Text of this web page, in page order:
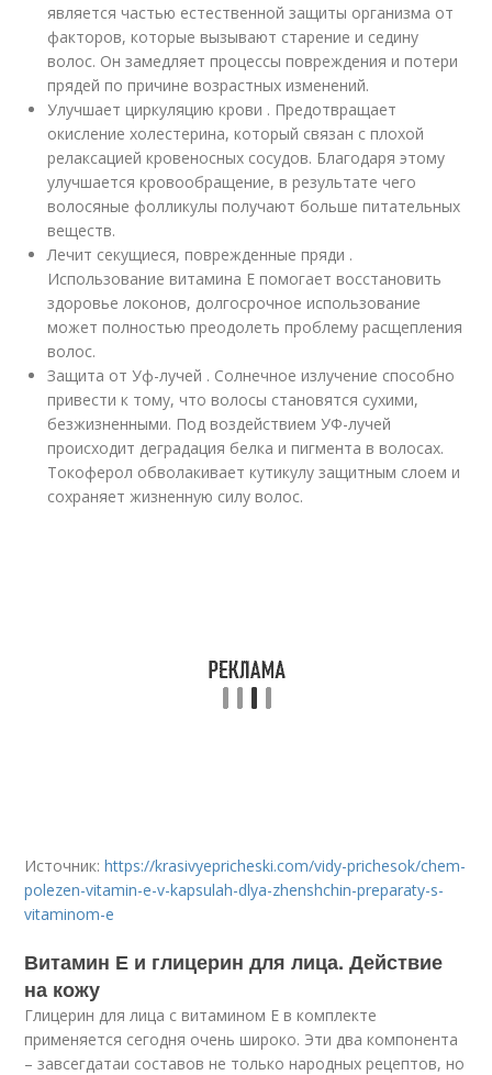
является частью естественной защиты организма от
факторов, которые вызывают старение и седину
волос. Он замедляет процессы повреждения и потери
прядей по причине возрастных изменений.
Улучшает циркуляцию крови . Предотвращает
окисление холестерина, который связан с плохой
релаксацией кровеносных сосудов. Благодаря этому
улучшается кровообращение, в результате чего
волосяные фолликулы получают больше питательных
веществ.
Лечит секущиеся, поврежденные пряди .
Использование витамина E помогает восстановить
здоровье локонов, долгосрочное использование
может полностью преодолеть проблему расщепления
волос.
Защита от Уф-лучей . Солнечное излучение способно
привести к тому, что волосы становятся сухими,
безжизненными. Под воздействием УФ-лучей
происходит деградация белка и пигмента в волосах.
Токоферол обволакивает кутикулу защитным слоем и
сохраняет жизненную силу волос.
Источник:https://krasivyepricheski.com/vidy-prichesok/chem-
polezen-vitamin-e-v-kapsulah-dlya-zhenshchin-preparaty-s-
vitaminom-e
Витамин Е и глицерин для лица. Действие
на кожу
Глицерин для лица с витамином Е в комплекте
применяется сегодня очень широко. Эти два компонента
– завсегдатаи составов не только народных рецептов, но